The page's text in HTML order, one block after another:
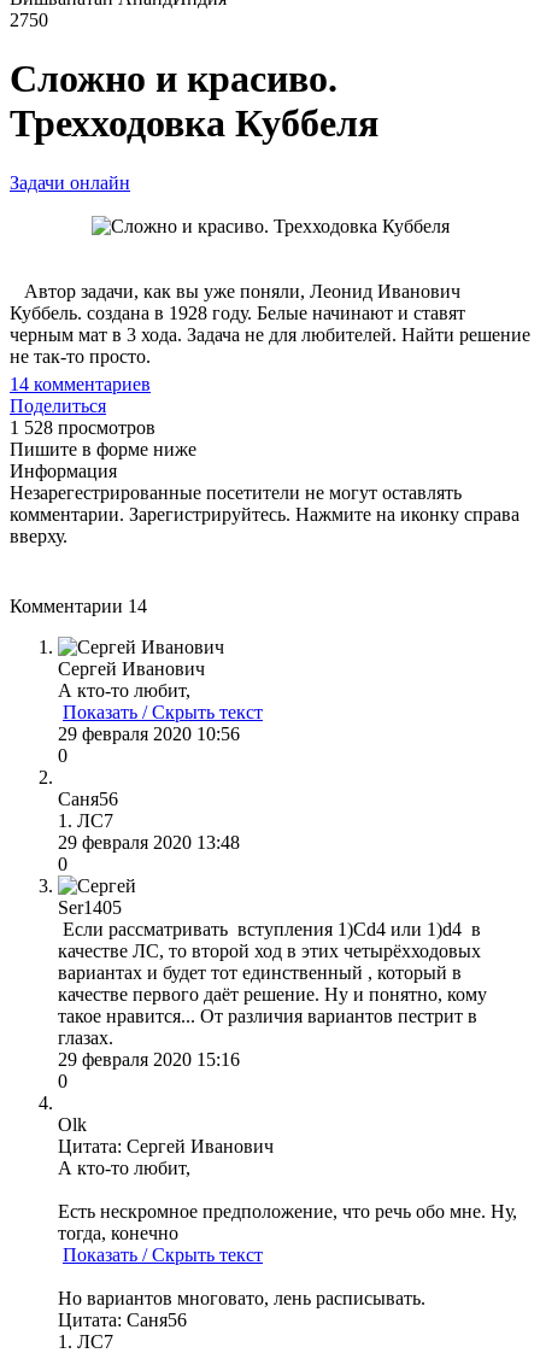
2750
Сложно и красиво.
Трехходовка Куббеля
Задачи онлайн
Автор задачи, как вы уже поняли, Леонид Иванович
Куббель. создана в 1928 году. Белые начинают и ставят
черным мат в 3 хода. Задача не для любителей. Найти решение
не так-то просто.
14 комментариев
Поделиться
1 528 просмотров
Пишите в форме ниже
Информация
Незарегестрированные посетители не могут оставлять
комментарии. Зарегистрируйтесь. Нажмите на иконку справа
вверху.
Комментарии 14
Сергей Иванович
А кто-то любит,
Показать / Скрыть текст
29 февраля 2020 10:56
0
Саня56
1. ЛС7
29 февраля 2020 13:48
0
Ser1405
Если рассматривать вступления 1)Сd4 или 1)d4 в
качестве ЛС, то второй ход в этих четырёхходовых
вариантах и будет тот единственный , который в
качестве первого даёт решение. Ну и понятно, кому
такое нравится... От различия вариантов пестрит в
глазах.
29 февраля 2020 15:16
0
Olk
Цитата: Сергей Иванович
А кто-то любит,
Есть нескромное предположение, что речь обо мне. Ну,
тогда, конечно
Показать / Скрыть текст
Но вариантов многовато, лень расписывать.
Цитата: Саня56
1. ЛС7